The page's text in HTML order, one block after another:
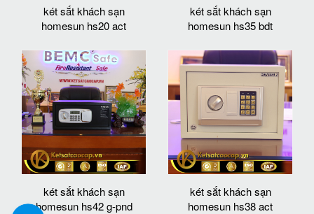
két sắt khách sạn
homesun hs20 act
két sắt khách sạn
homesun hs35 bdt
két sắt khách sạn
homesun hs42 g-pnd
két sắt khách sạn
homesun hs38 act